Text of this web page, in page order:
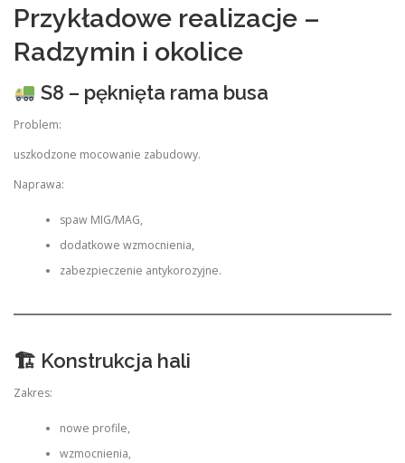
Przykładowe realizacje –
Radzymin i okolice
S8 – pęknięta rama busa
Problem:
uszkodzone mocowanie zabudowy.
Naprawa:
spaw MIG/MAG,
dodatkowe wzmocnienia,
zabezpieczenie antykorozyjne.
🏗 Konstrukcja hali
Zakres:
nowe profile,
wzmocnienia,